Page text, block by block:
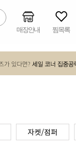
매장안내 찜목록
자켓/점퍼